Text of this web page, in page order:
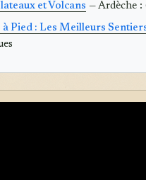
et Volcans — Ardèche :
à Pied : Les Meilleurs